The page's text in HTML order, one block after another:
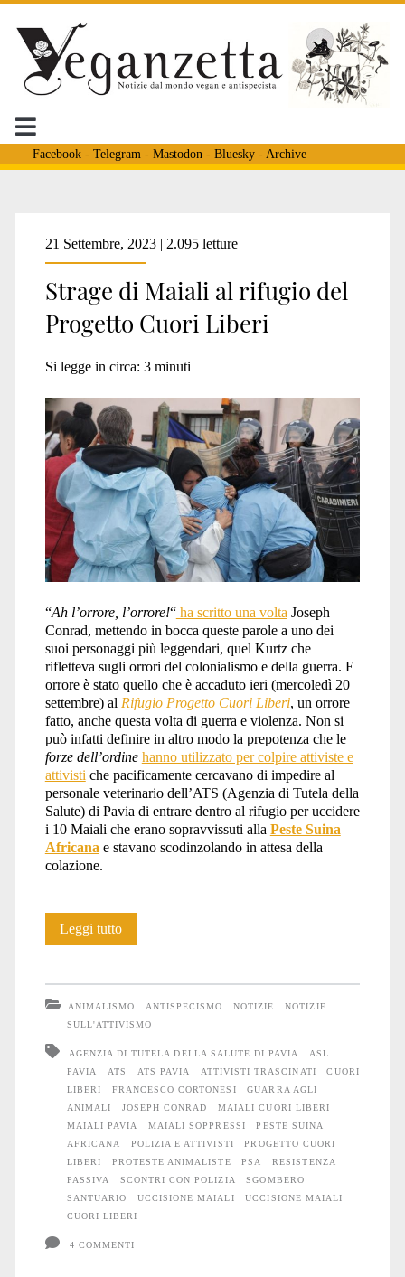
Facebook- Telegram - Mastodon - Bluesky- Archive
Tag:
<span>asl
pavia</span>
21 Settembre, 2023 | 2.095 letture
Strage di Maiali al rifugio del
Progetto Cuori Liberi
Si legge in circa: 3 minuti
“Ah l’orrore, l’orrore!“ha scritto una volta Joseph
Conrad, mettendo in bocca queste parole a uno dei
suoi personaggi più leggendari, quel Kurtz che
rifletteva sugli orrori del colonialismo e della guerra. E
orrore è stato quello che è accaduto ieri (mercoledì 20
settembre) al Rifugio Progetto Cuori Liberi, un orrore
fatto, anche questa volta di guerra e violenza. Non si
può infatti definire in altro modo la prepotenza che le
forze dell’ordine hanno utilizzato per colpire attiviste e
attivisti che pacificamente cercavano di impedire al
personale veterinario dell’ATS (Agenzia di Tutela della
Salute) di Pavia di entrare dentro al rifugio per uccidere
i 10 Maiali che erano sopravvissuti alla Peste Suina
Africana e stavano scodinzolando in attesa della
colazione.
Leggi tuttoStrage
al
rifugio
del
Progetto
Cuori
Liberi
ANIMALISMO ANTISPECISMO NOTIZIE
NOTIZIE
SULL'ATTIVISMO
AGENZIA DI TUTELA DELLA SALUTE DI PAVIA
ASL
PAVIA
ATS ATS PAVIA ATTIVISTI TRASCINATI
CUORI
LIBERI
FRANCESCO CORTONESI
GUARRA AGLI
ANIMALI
JOSEPH CONRAD
MAIALI CUORI LIBERI
MAIALI PAVIA
MAIALI SOPPRESSI
PESTE SUINA
AFRICANA
POLIZIA E ATTIVISTI
PROGETTO CUORI
LIBERI
PROTESTE ANIMALISTE PSA
RESISTENZA
PASSIVA
SCONTRI CON POLIZIA
SGOMBERO
SANTUARIO
UCCISIONE MAIALI
UCCISIONE MAIALI
CUORI LIBERI
4 COMMENTI